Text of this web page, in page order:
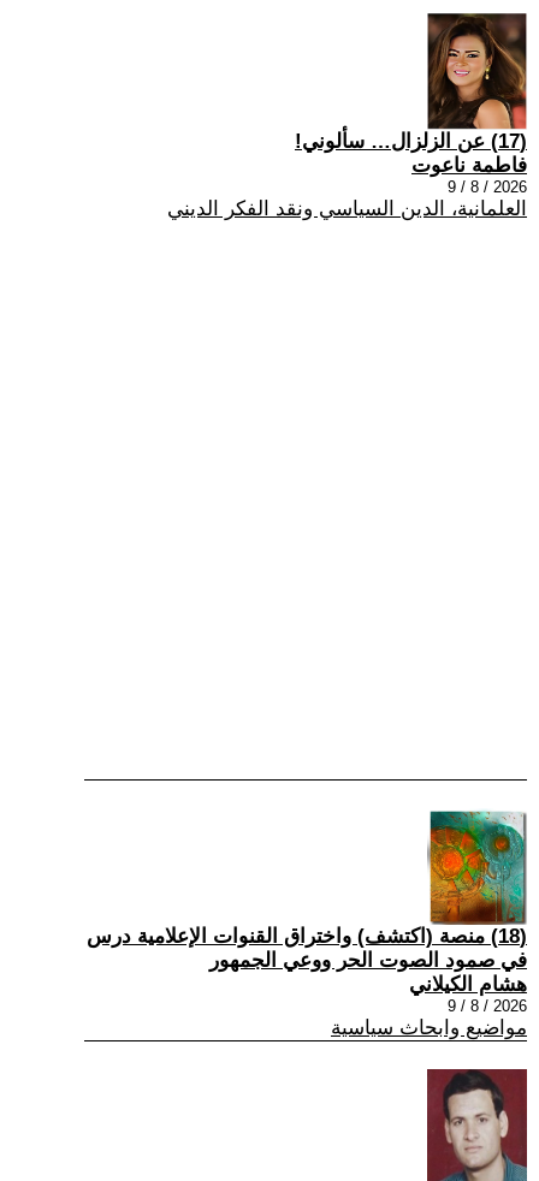
(17) عن الزلزال… سألوني!
فاطمة ناعوت
2026 / 8 / 9
العلمانية، الدين السياسي ونقد الفكر الديني
(18) منصة (اكتشف) واختراق القنوات الإعلامية درس
في صمود الصوت الحر ووعي الجمهور
هشام الكيلاني
2026 / 8 / 9
مواضيع وابحاث سياسية